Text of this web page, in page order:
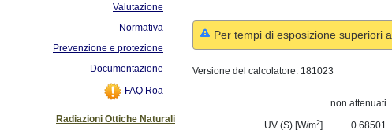
Valutazione
Normativa
Prevenzione e protezione
Documentazione
FAQ Roa
Radiazioni Ottiche Naturali
Per tempi di esposizione superiori a
Versione del calcolatore: 181023
non attenuati
UV (S) [W/m2] 0.68501